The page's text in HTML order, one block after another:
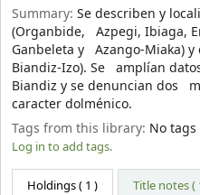
Summary: Se describen y
(Organbide, Azpegi, Ibiaga,
Ganbeleta y Azango-Miaka)
Biandiz-Izo). Se amplían
Biandiz y se denuncian dos
caracter dolménico.
Tags from this library: No
Log in to add tags.
Holdings( 1 ) Title notes (